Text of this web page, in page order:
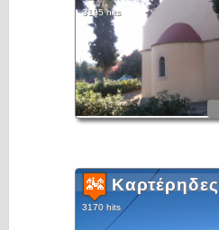
3195 hits
Καρτέρηδες
3170 hits